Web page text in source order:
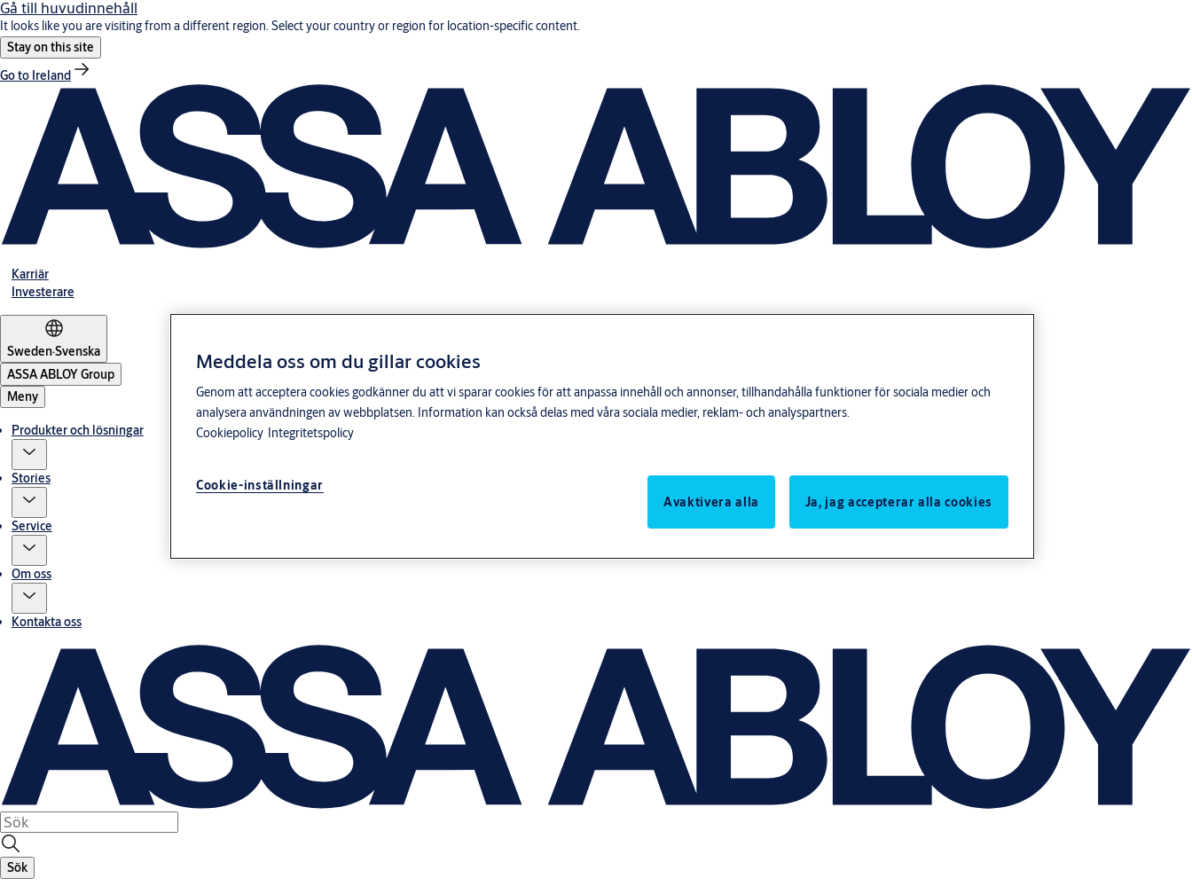
Gå till huvudinnehåll
It looks like you are visiting from a different region. Select your country or region for location-specific content.
Stay on this site
Go to Ireland
Karriär
Investerare
Sweden·Svenska
ASSA ABLOY Group
Meny
Produkter och lösningar
Stories
Service
Om oss
Kontakta oss
Sök
Meddela oss om du gillar cookies
Genom att acceptera cookies godkänner du att vi sparar cookies för att anpassa innehåll och annonser, tillhandahålla funktioner för sociala medier och
analysera användningen av webbplatsen. Information kan också delas med våra sociala medier, reklam- och analyspartners.
Cookiepolicy Integritetspolicy
Cookie-inställningar
Avaktivera alla
Ja, jag accepterar alla cookies